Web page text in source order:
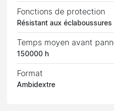
Fonctions de protection
Résistant aux éclaboussures
Temps moyen avant
150000 h
Format
Ambidextre